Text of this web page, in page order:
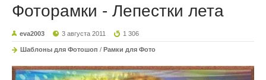
Фоторамки - Лепестки лета
eva2003 3 августа 2011 1 306
Шаблоны для Фотошоп / Рамки для Фото